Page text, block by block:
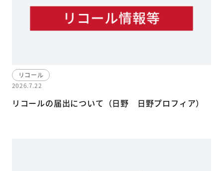
リコール
2026.7.22
リコールの届出について（日野 日野プロフィア）